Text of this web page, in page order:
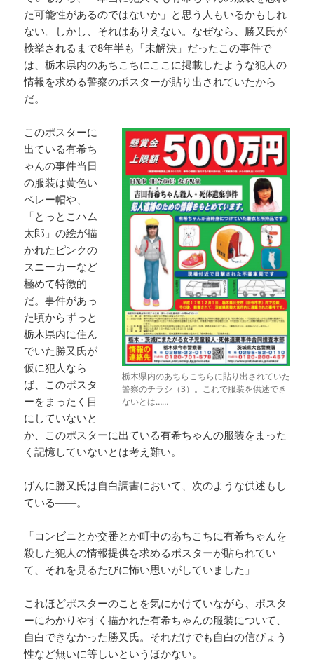
た可能性があるのではないか」と思う人もいるかもしれ
ない。しかし、それはありえない。なぜなら、勝又氏が
検挙されるまで8年半も「未解決」だったこの事件で
は、栃木県内のあちこちにここに掲載したような犯人の
情報を求める警察のポスターが貼り出されていたから
だ。
栃木県内のあちらこちらに貼り出されていた
警察のチラシ（3）。これで服装を供述でき
ないとは……
このポスターに
出ている有希ち
ゃんの事件当日
の服装は黄色い
ベレー帽や、
「とっとこハム
太郎」の絵が描
かれたピンクの
スニーカーなど
極めて特徴的
だ。事件があっ
た頃からずっと
栃木県内に住ん
でいた勝又氏が
仮に犯人なら
ば、このポスタ
ーをまったく目
にしていないと
か、このポスターに出ている有希ちゃんの服装をまった
く記憶していないとは考え難い。
げんに勝又氏は自白調書において、次のような供述もし
ている――。
「コンビニとか交番とか町中のあちこちに有希ちゃんを
殺した犯人の情報提供を求めるポスターが貼られてい
て、それを見るたびに怖い思いがしていました」
これほどポスターのことを気にかけていながら、ポスタ
ーにわかりやすく描かれた有希ちゃんの服装について、
自白できなかった勝又氏。それだけでも自白の信ぴょう
性など無いに等しいというほかない。